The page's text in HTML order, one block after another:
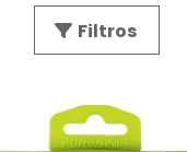
Filtros